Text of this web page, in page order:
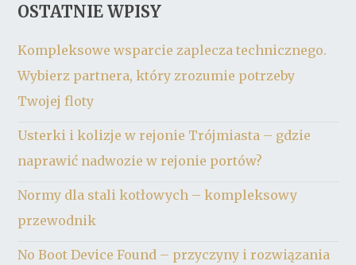
OSTATNIE WPISY
Kompleksowe wsparcie zaplecza technicznego.
Wybierz partnera, który zrozumie potrzeby
Twojej floty
Usterki i kolizje w rejonie Trójmiasta – gdzie
naprawić nadwozie w rejonie portów?
Normy dla stali kotłowych – kompleksowy
przewodnik
No Boot Device Found – przyczyny i rozwiązania